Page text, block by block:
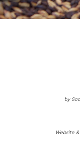
by
Website